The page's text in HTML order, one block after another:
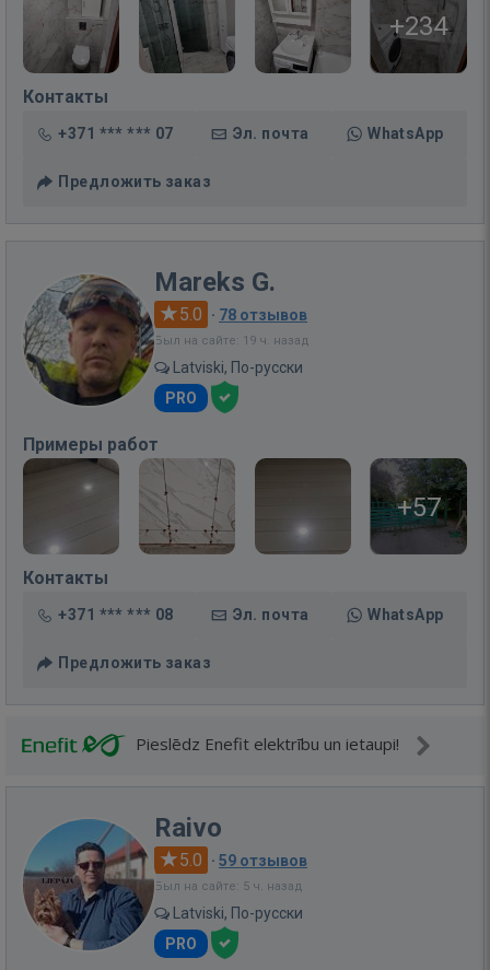
+234
Контакты
+371 *** *** 07 Эл. почта WhatsApp
Предложить заказ
Mareks G.
5.0 · 78 отзывов
Был на сайте: 19 ч. назад
Latviski, По-русски
PRO
Примеры работ
+57
Контакты
+371 *** *** 08 Эл. почта WhatsApp
Предложить заказ
Pieslēdz Enefit elektrību un ietaupi!
Raivo
5.0 · 59 отзывов
Был на сайте: 5 ч. назад
Latviski, По-русски
PRO